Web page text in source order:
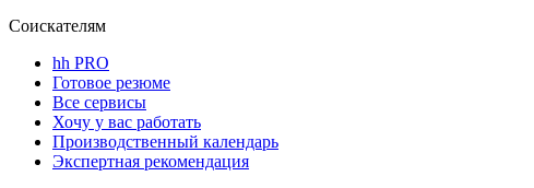
Соискателям
hh PRO
Готовое резюме
Все сервисы
Хочу у вас работать
Производственный календарь
Экспертная рекомендация